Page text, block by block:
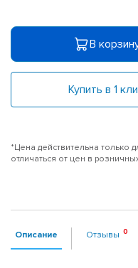
В
Купить в 1
*Цена действительна только
отличаться от цен в
Описание Отзывы